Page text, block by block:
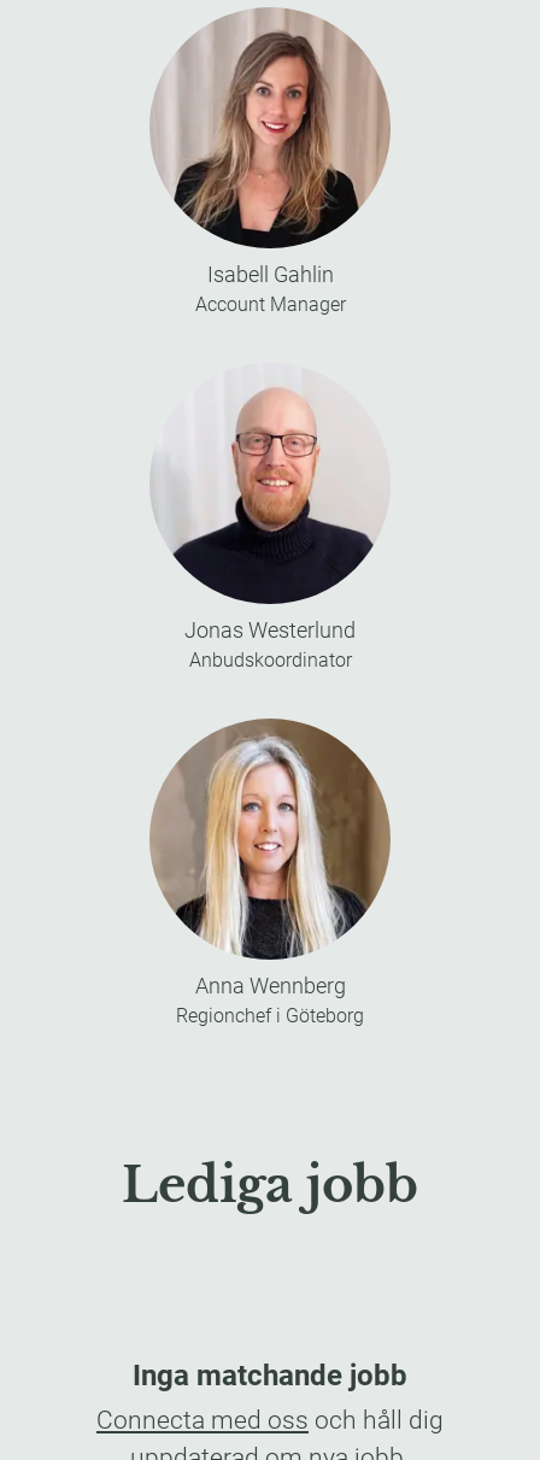
Isabell Gahlin
Account Manager
Jonas Westerlund
Anbudskoordinator
Anna Wennberg
Regionchef i Göteborg
Lediga jobb
Inga matchande jobb
Connecta med oss och håll dig